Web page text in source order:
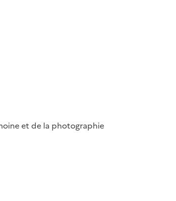
et de la photographie